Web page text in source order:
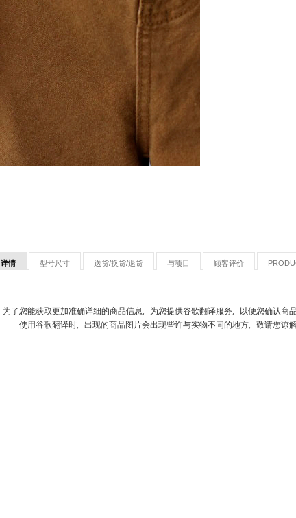
详情 型号尺寸 送货/换货/退货 与项目 顾客评价
为了您能获取更加准确详细的商品信息，为您提供谷歌翻译服务，以便您确认商品
使用谷歌翻译时，出现的商品图片会出现些许与实物不同的地方，敬请您谅解